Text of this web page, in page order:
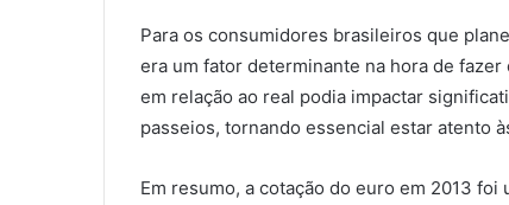
Para os consumidores brasileiros que
era um fator determinante na hora de
em relação ao real podia impactar
passeios, tornando essencial estar atento
Em resumo, a cotação do euro em 2013